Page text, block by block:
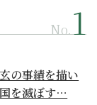
No.
の事績を描い
を滅ぼす…